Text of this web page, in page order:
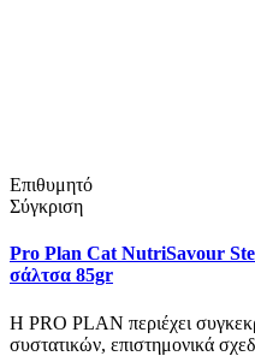
Επιθυμητό
Σύγκριση
Pro Plan Cat NutriSavour
σάλτσα 85gr
H PRO PLAN περιέχει
συστατικών, επιστημονικά